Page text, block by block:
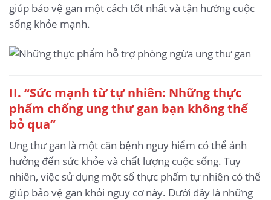
giúp bảo vệ gan một cách tốt nhất và tận hưởng cuộc
sống khỏe mạnh.
II. “Sức mạnh từ tự nhiên: Những thực
phẩm chống ung thư gan bạn không thể
bỏ qua”
Ung thư gan là một căn bệnh nguy hiểm có thể ảnh
hưởng đến sức khỏe và chất lượng cuộc sống. Tuy
nhiên, việc sử dụng một số thực phẩm tự nhiên có thể
giúp bảo vệ gan khỏi nguy cơ này. Dưới đây là những